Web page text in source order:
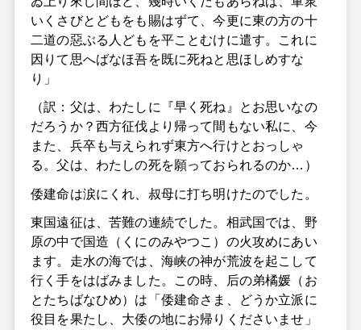
いくさびとどもをも賜はずて、今更に東の方の十
二道の惡ぶる人どもを平ことむけに遣す。これに
因りて思へばなほ吾を既に死ねと思ほしめすな
り」
（訳：父は、わたしに『早く死ね』とお思いなの
だろうか？西方征伐より帰って間もない私に、今
また、兵卒も与えられず東方へ行けとおっしゃ
る。父は、わたしの死を願っておられるのか…）
倭建命は涙にくれ、叔母に打ち明けたのでした。
東国遠征は、苦難の連続でした。相武国では、野
原の中で国造（くにのみやつこ）の火攻めにあい
ます。走水の海では、海峡の神が荒波を起こして
行く手をはばみました。この時、后の弟橘媛（お
とたちばなひめ）は「倭建命さま、どうか立派に
役目を果たし、大倭の地にお帰りくださいませ」